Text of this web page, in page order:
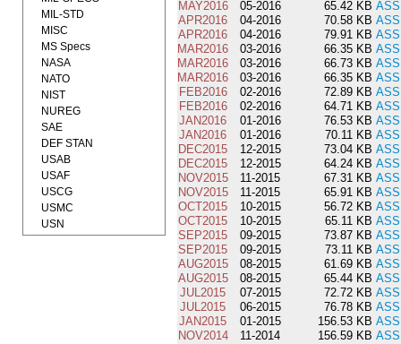
MAY2016
05-2016 65.42 KB
APR2016
04-2016 70.58 KB
APR2016
04-2016 79.91 KB
MAR2016
03-2016 66.35 KB
MAR2016
03-2016 66.73 KB
MAR2016
03-2016 66.35 KB
FEB2016
02-2016 72.89 KB
FEB2016
02-2016 64.71 KB
JAN2016
01-2016 76.53 KB
JAN2016
01-2016 70.11 KB
DEC2015
12-2015 73.04 KB
DEC2015
12-2015 64.24 KB
NOV2015
11-2015 67.31 KB
NOV2015
11-2015 65.91 KB
OCT2015
10-2015 56.72 KB
OCT2015
10-2015 65.11 KB
SEP2015
09-2015 73.87 KB
SEP2015
09-2015 73.11 KB
AUG2015
08-2015 61.69 KB
AUG2015
08-2015 65.44 KB
JUL2015
07-2015 72.72 KB
JUL2015
06-2015 76.78 KB
JAN2015
01-2015 156.53 KB
NOV2014
11-2014 156.59 KB
MIL-STD
MISC
MS Specs
NASA
NATO
NIST
NUREG
SAE
DEF STAN
USAB
USAF
USCG
USMC
USN